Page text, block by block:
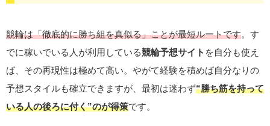
競輪は「徹底的に勝ち組を真似る」ことが最短ルートです。す
でに稼いでいる人が利用している競輪予想サイト を自分も使え
ば、その再現性は極めて高い。やがて経験を積めば自分なりの
予想スタイルも確立できますが、最初は迷わず“勝ち筋を持って
いる人の後ろに付く”のが得策です。